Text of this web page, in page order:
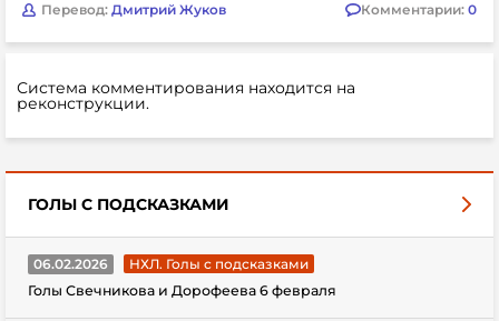
Перевод: Дмитрий Жуков Комментарии: 0
Система комментирования находится на
реконструкции.
ГОЛЫ С ПОДСКАЗКАМИ
06.02.2026
НХЛ. Голы с подсказками
Голы Свечникова и Дорофеева 6 февраля